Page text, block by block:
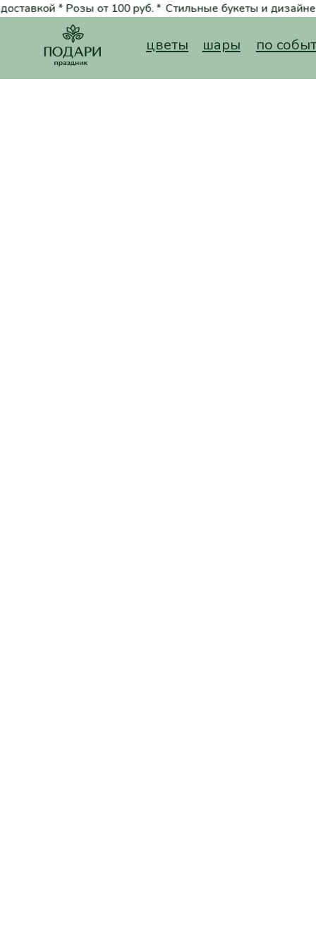
* Розы от 100 руб. * Стильные букеты и дизайнерские шары *
по событию
шары
цветы